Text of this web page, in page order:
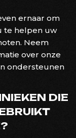
ernaar om
te helpen uw
Neem
over onze
ondersteunen
DIE